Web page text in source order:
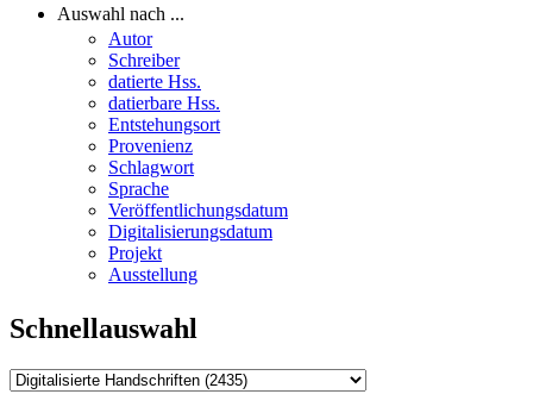
Auswahl nach ...
Autor
Schreiber
datierte Hss.
datierbare Hss.
Entstehungsort
Provenienz
Schlagwort
Sprache
Veröffentlichungsdatum
Digitalisierungsdatum
Projekt
Ausstellung
Schnellauswahl